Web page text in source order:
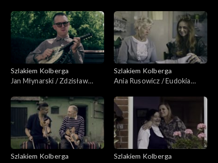
Szlakiem Kolberga
Jan Młynarski / Zdzisław
Szlakiem Kolberga
Ania Rusowicz / Eudokia
Kirdylewicz
Szlakiem Kolberga
Szlakiem Kolberga